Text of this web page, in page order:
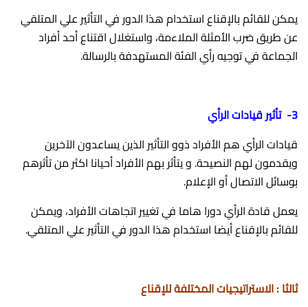
يمكن للقائم بالإقناع استخدام هذا الدور في التأثير علي المتلقي
عن طريق ضرب الأمثلة الملاءمة، واستغلال اقتناع أحد أفراد
الجماعة في توجيه رأي الفئة المستهدفة بالرسالة.
3- تأثير قيادات الرأي
قيادات الرأي هم الأفراد ذوو التأثير الذين يساعدون الآخرين
ويقدمون لهم النصيحة. و يتأثر بهم الأفراد أحيانا اكثر من تأثرهم
بوسائل الاتصال أو الإعلام.
يعمل قادة الرأي دورا هاما في تغيير اتجاهات الأفراد، ويمكن
للقائم بالإقناع أيضا استخدام هذا الدور في التأثير علي المتلقي.
ثالثا : الاستراتيجيات المختلفة للإقناع